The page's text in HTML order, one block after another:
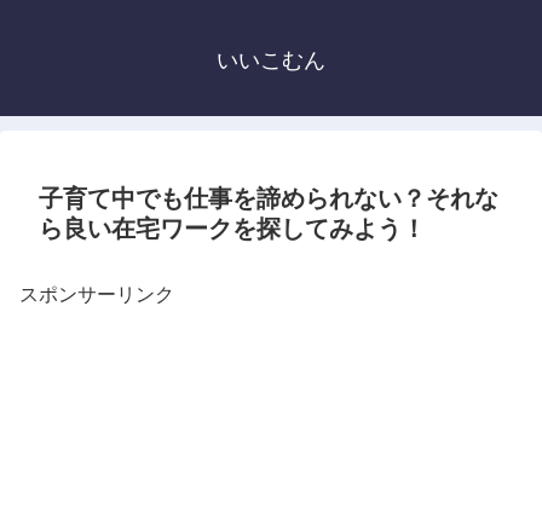
いいこむん
子育て中でも仕事を諦められない？それな
ら良い在宅ワークを探してみよう！
スポンサーリンク